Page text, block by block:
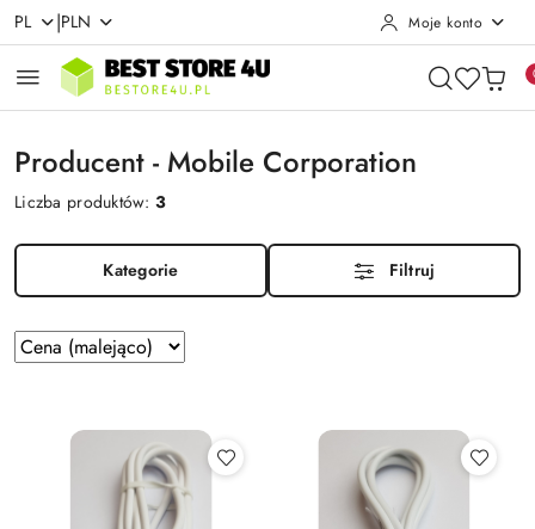
Przejdź do treści głównej
Przejdź do wyszukiwarki
Przejdź do moje konto
Przejdź do menu głównego
Przejdź do stopki
PL |PLN Moje konto
Producent - Mobile Corporation
Liczba produktów:3
Kategorie Filtruj
Zastosowano
sortowanie:
(malejąco).
Sortuj
według